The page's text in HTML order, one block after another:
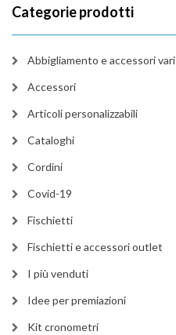
Categorie prodotti
Abbigliamento e accessori vari
Accessori
Articoli personalizzabili
Cataloghi
Cordini
Covid-19
Fischietti
Fischietti e accessori outlet
I più venduti
Idee per premiazioni
Kit cronometri